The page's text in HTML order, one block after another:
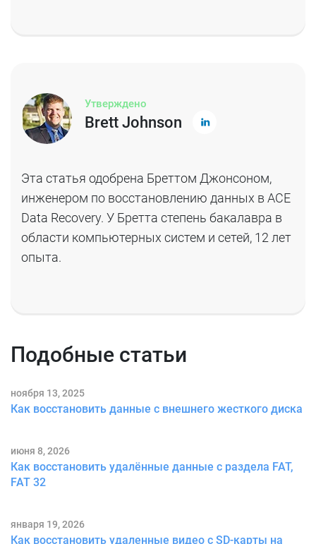
Утверждено
Brett Johnson
Эта статья одобрена Бреттом Джонсоном,
инженером по восстановлению данных в ACE
Data Recovery. У Бретта степень бакалавра в
области компьютерных систем и сетей, 12 лет
опыта.
Подобные статьи
ноября 13, 2025
Как восстановить данные с внешнего жесткого диска
июня 8, 2026
Как восстановить удалённые данные с раздела FAT,
FAT 32
января 19, 2026
Как восстановить удаленные видео с SD-карты на